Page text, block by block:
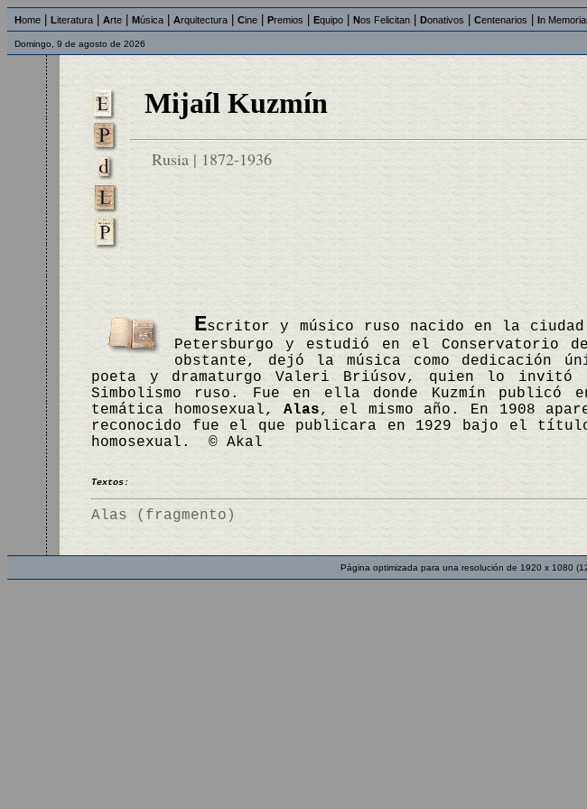
Home Literatura Arte Música Arquitectura Cine Premios Equipo Nos Felicitan Donativos Centenarios In
Domingo, 9 de agosto de 2026
Mijaíl Kuzmín
Rusia | 1872-1936
Escritor y músico ruso nacido en la
Petersburgo y estudió en el Conservatorio
obstante, dejó la música como dedicación
poeta y dramaturgo Valeri Briúsov, quien lo
Simbolismo ruso. Fue en ella donde Kuzmín publicó
temática homosexual,Alas, el mismo año. En 1908
reconocido fue el que publicara en 1929 bajo el
homosexual. © Akal
Textos:
Alas (fragmento)
Página optimizada para una resolución de 1920 x 1080